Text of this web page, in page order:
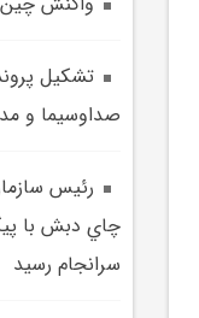
تشکيل
صداوسيما و
رئيس
چاي دبش با
سرانجام رسيد